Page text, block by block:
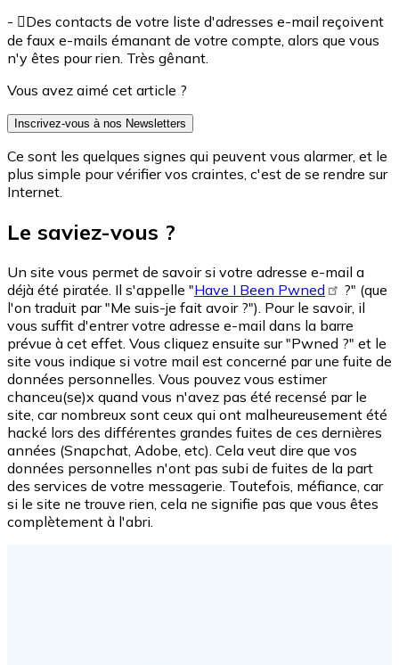
- Des contacts de votre liste d'adresses e-mail reçoivent
de faux e-mails émanant de votre compte, alors que vous
n'y êtes pour rien. Très gênant.
Vous avez aimé cet article ?
Inscrivez-vous à nos Newsletters
Ce sont les quelques signes qui peuvent vous alarmer, et le
plus simple pour vérifier vos craintes, c'est de se rendre sur
Internet.
Le saviez-vous ?
Un site vous permet de savoir si votre adresse e-mail a
déjà été piratée. Il s'appelle "Have I Been Pwned
?" (que
l'on traduit par "Me suis-je fait avoir ?"). Pour le savoir, il
vous suffit d'entrer votre adresse e-mail dans la barre
prévue à cet effet. Vous cliquez ensuite sur "Pwned ?" et le
site vous indique si votre mail est concerné par une fuite de
données personnelles. Vous pouvez vous estimer
chanceu(se)x quand vous n'avez pas été recensé par le
site, car nombreux sont ceux qui ont malheureusement été
hacké lors des différentes grandes fuites de ces dernières
années (Snapchat, Adobe, etc). Cela veut dire que vos
données personnelles n'ont pas subi de fuites de la part
des services de votre messagerie. Toutefois, méfiance, car
si le site ne trouve rien, cela ne signifie pas que vous êtes
complètement à l'abri.